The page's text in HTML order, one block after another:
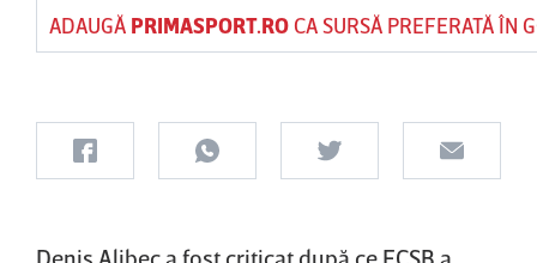
ADAUGĂ PRIMASPORT.ROCA SURSĂ PREFERATĂ ÎN
Denis Alibec a fost criticat după ce FCSB a